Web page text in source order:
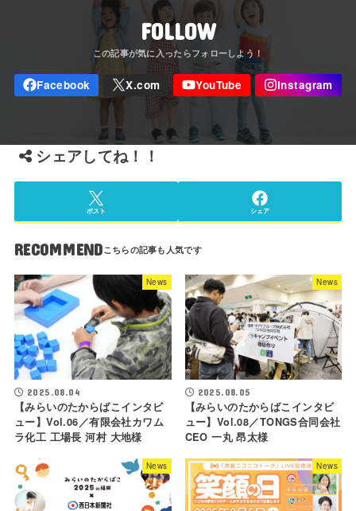
FOLLOW
シェアしてね！！
ポスト シェア
RECOMMEND
News
2025.08.04
【みらいのたからばこインタビ
ュー】Vol.06／有限会社カワム
ラ化工 工場長 河村 大地様
News
2025.08.05
【みらいのたからばこインタビ
ュー】Vol.08／TONGS合同会社
CEO 一丸 昂太様
News News